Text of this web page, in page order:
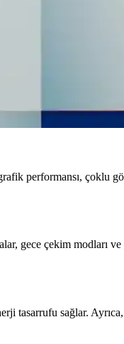
performansı, çoklu
gece çekim modları
tasarrufu sağlar.